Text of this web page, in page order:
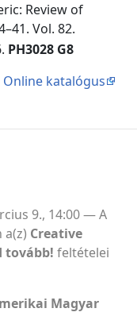
Review of
Vol. 82.
PH3028 G8
Online katalógus
9., 14:00
A
Creative
tovább! feltételei
Magyar